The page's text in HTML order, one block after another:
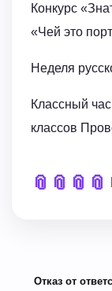
Конкурс
«Чей это
Неделя
Классный
классов
📎 📎 📎 📎
Отказ от